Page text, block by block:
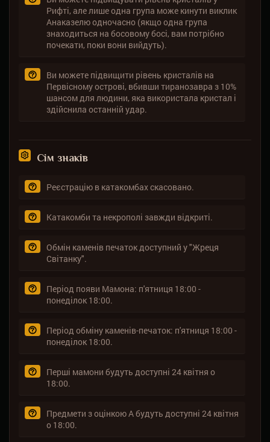
Рифті, але лише одна група може кинути виклик
Анаказелю одночасно (якщо одна група
знаходиться на босовому босі, вам потрібно
почекати, поки вони вийдуть).
Ви можете підвищити рівень кристалів на
Первісному острові, вбивши тиранозавра з 10%
шансом для людини, яка використала кристал і
здійснила останній удар.
Сім знаків
Реєстрацію в катакомбах скасовано.
Катакомби та некрополі завжди відкриті.
Обмін каменів печаток доступний у "Жреця
Світанку".
Період появи Мамона: п'ятниця 18:00 -
понеділок 18:00.
Період обміну каменів-печаток: п'ятниця 18:00 -
понеділок 18:00.
Перші мамони будуть доступні 24 квітня о
18:00.
Предмети з оцінкою А будуть доступні 24 квітня
о 18:00.